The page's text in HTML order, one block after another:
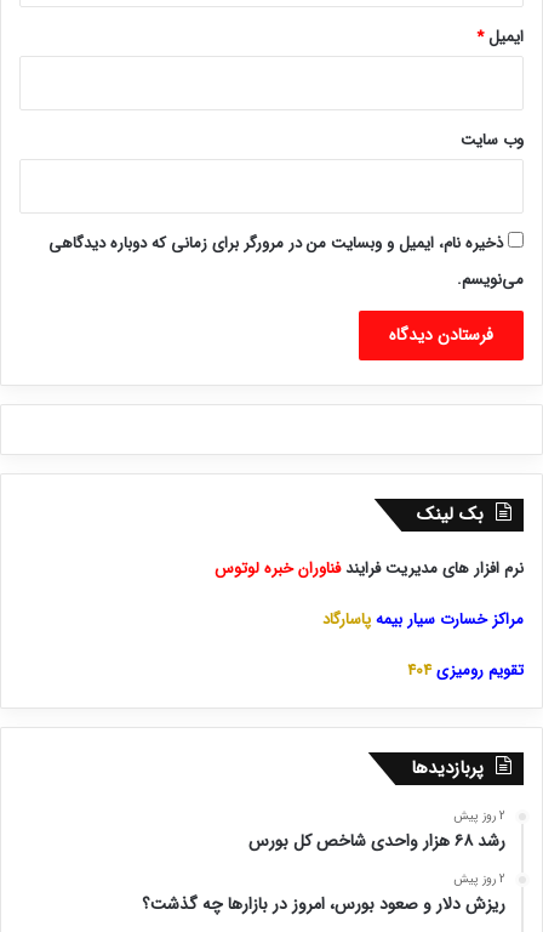
ایمیل*
وب‌ سایت
ذخیره نام، ایمیل و وبسایت من در مرورگر برای زمانی که دوباره دیدگاهی
می‌نویسم.
بک لینک
نرم افزار های مدیریت فرایندفناوران خبره لوتوس
مراکز خسارت سیار بیمهپاسارگاد
تقویم رومیزی404
پربازدیدها
2 روز پیش
رشد ۶۸ هزار واحدی شاخص کل بورس
2 روز پیش
ریزش دلار و صعود بورس، امروز در بازارها چه گذشت؟